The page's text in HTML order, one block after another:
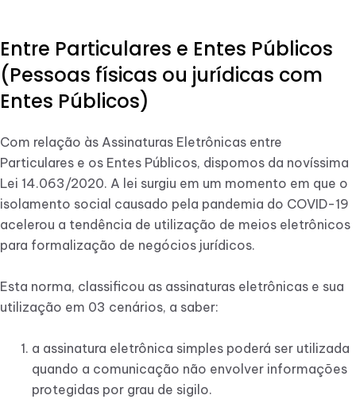
Entre Particulares e Entes Públicos
(Pessoas físicas ou jurídicas com
Entes Públicos)
Com relação às Assinaturas Eletrônicas entre
Particulares e os Entes Públicos, dispomos da novíssima
Lei 14.063/2020. A lei surgiu em um momento em que o
isolamento social causado pela pandemia do COVID-19
acelerou a tendência de utilização de meios eletrônicos
para formalização de negócios jurídicos.
Esta norma, classificou as assinaturas eletrônicas e sua
utilização em 03 cenários, a saber:
a assinatura eletrônica simples poderá ser utilizada
quando a comunicação não envolver informações
protegidas por grau de sigilo.